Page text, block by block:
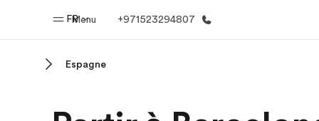
Menu
FR +971523294807
Espagne